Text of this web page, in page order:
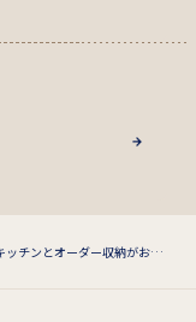
収納を最大化するにはオーダーキッチンとオーダー収納がおすすめ